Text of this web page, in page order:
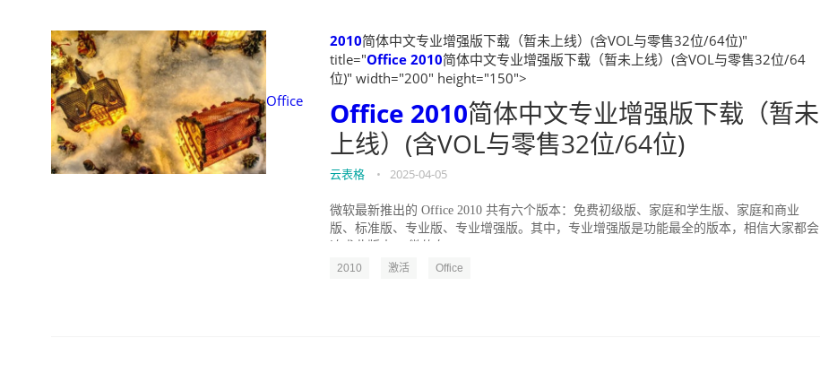
Office
2010简体中文专业增强版下载（暂未上线）(含VOL与零售32位/64位)"
title="Office 2010简体中文专业增强版下载（暂未上线）(含VOL与零售32位/64
位)" width="200" height="150">
Office 2010简体中文专业增强版下载（暂未
上线）(含VOL与零售32位/64位)
云表格 • 2025-04-05
微软最新推出的 Office 2010 共有六个版本：免费初级版、家庭和学生版、家庭和商业
版、标准版、专业版、专业增强版。其中，专业增强版是功能最全的版本，相信大家都会
2010 激活 Office